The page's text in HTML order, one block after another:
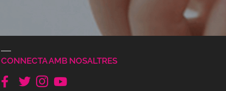
CONNECTA AMB NOSALTRES